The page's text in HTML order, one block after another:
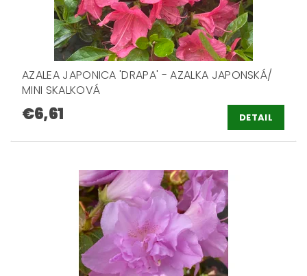
AZALEA JAPONICA 'DRAPA' - AZALKA JAPONSKÁ/
MINI SKALKOVÁ
€6,61 DETAIL